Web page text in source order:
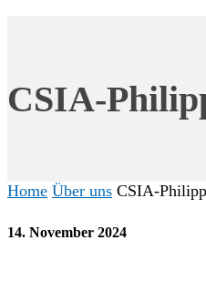
CSIA-
Home Über uns CSIA-
14. November 2024